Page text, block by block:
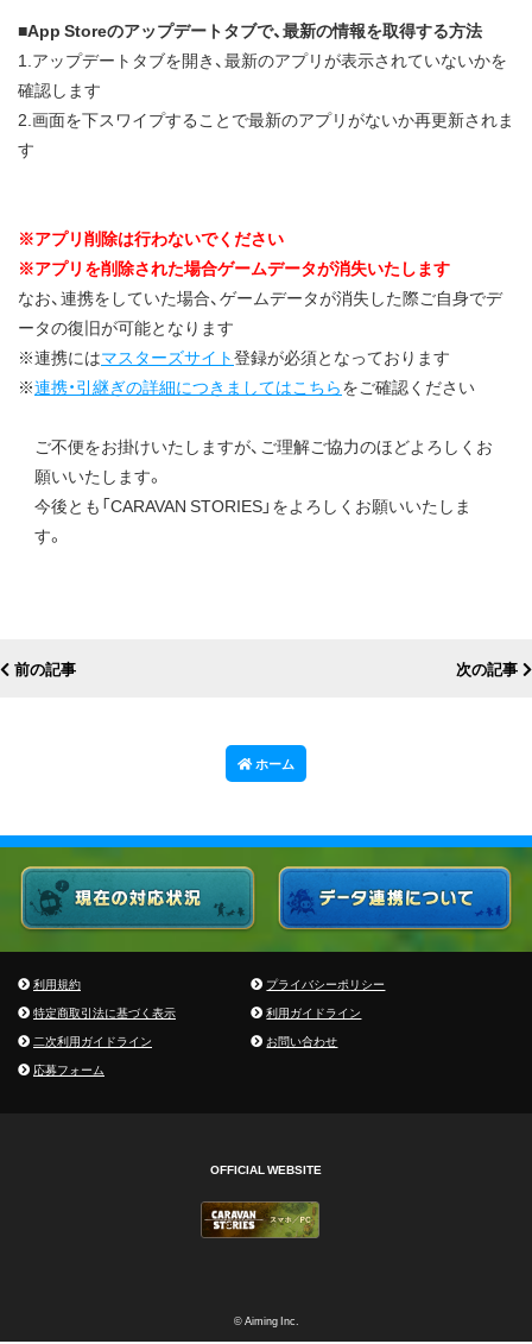
■App Storeのアップデートタブで、最新の情報を取得する方法
1.アップデートタブを開き、最新のアプリが表示されていないかを
確認します
2.画面を下スワイプすることで最新のアプリがないか再更新されま
す
※アプリ削除は行わないでください
※アプリを削除された場合ゲームデータが消失いたします
なお、連携をしていた場合、ゲームデータが消失した際ご自身でデ
ータの復旧が可能となります
※連携にはマスターズサイト登録が必須となっております
※連携・引継ぎの詳細につきましてはこちらをご確認ください
ご不便をお掛けいたしますが、ご理解ご協力のほどよろしくお
願いいたします。
今後とも「CARAVAN STORIES」をよろしくお願いいたしま
す。
前の記事 次の記事
ホーム
利用規約
プライバシーポリシー
特定商取引法に基づく表示
利用ガイドライン
二次利用ガイドライン
お問い合わせ
応募フォーム
OFFICIAL WEBSITE
© Aiming Inc.